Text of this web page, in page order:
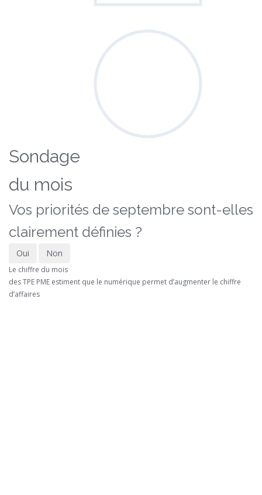
Sondage
du mois
Vos priorités de septembre sont-elles
clairement définies ?
Oui Non
Le chiffre du mois
des TPE PME estiment que le numérique permet d’augmenter le chiffre
d’affaires